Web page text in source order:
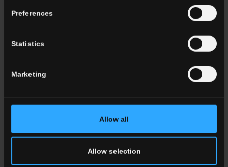
Preferences
Statistics
Marketing
Allow all
Allow selection